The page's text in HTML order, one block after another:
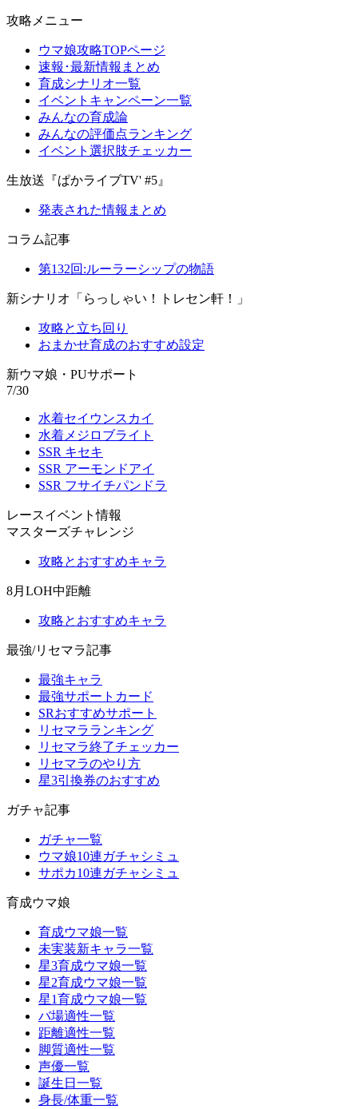
攻略メニュー
ウマ娘攻略TOPページ
速報･最新情報まとめ
育成シナリオ一覧
イベントキャンペーン一覧
みんなの育成論
みんなの評価点ランキング
イベント選択肢チェッカー
生放送『ぱかライブTV' #5』
発表された情報まとめ
コラム記事
第132回:ルーラーシップの物語
新シナリオ「らっしゃい！トレセン軒！」
攻略と立ち回り
おまかせ育成のおすすめ設定
新ウマ娘・PUサポート
7/30
水着セイウンスカイ
水着メジロブライト
SSR キセキ
SSR アーモンドアイ
SSR フサイチパンドラ
レースイベント情報
マスターズチャレンジ
攻略とおすすめキャラ
8月LOH中距離
攻略とおすすめキャラ
最強/リセマラ記事
最強キャラ
最強サポートカード
SRおすすめサポート
リセマラランキング
リセマラ終了チェッカー
リセマラのやり方
星3引換券のおすすめ
ガチャ記事
ガチャ一覧
ウマ娘10連ガチャシミュ
サポカ10連ガチャシミュ
育成ウマ娘
育成ウマ娘一覧
未実装新キャラ一覧
星3育成ウマ娘一覧
星2育成ウマ娘一覧
星1育成ウマ娘一覧
バ場適性一覧
距離適性一覧
脚質適性一覧
声優一覧
誕生日一覧
身長/体重一覧